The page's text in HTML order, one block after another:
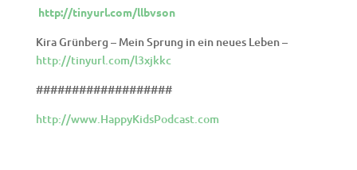
http://tinyurl.com/llbvson
Kira Grünberg – Mein Sprung in ein neues Leben –
http://tinyurl.com/l3xjkkc
###################
http://www.HappyKidsPodcast.com